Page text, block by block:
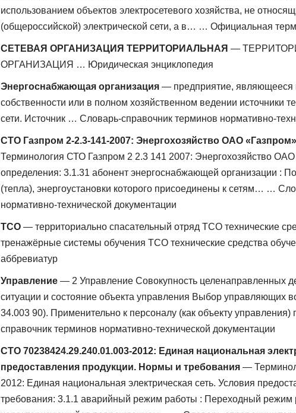
использованием объектов электросетевого хозяйства, не
(общероссийской) электрической сети, а в… … Официальная
СЕТЕВАЯ ОРГАНИЗАЦИЯ ТЕРРИТОРИАЛЬНАЯ —
ОРГАНИЗАЦИЯ … Юридическая энциклопедия
Энергоснабжающая организация— предприятие, являющееся
собственности или в полном хозяйственном ведении источники
сети. Источник … Словарь-справочник терминов нормативно-
СТО Газпром 2-2.3-141-2007: Энергохозяйство ОАО
Терминология СТО Газпром 2 2.3 141 2007: Энергохозяйство
определения: 3.1.31 абонент энергоснабжающей организации :
(тепла), энергоустановки которого присоединены к сетям… …
нормативно-технической документации
ТСО— территориально спасательный отряд ТСО технические
тренажёрные системы обучения ТСО технические средства
аббревиатур
Управление— 2 Управление Совокупность целенаправленных
ситуации и состояние объекта управления Выбор управляющих
34.003 90). Применительно к персоналу (как объекту
справочник терминов нормативно-технической документации
СТО 70238424.29.240.01.003-2012: Единая национальная
предоставления продукции. Нормы и требования—
2012: Единая национальная электрическая сеть. Условия
требования: 3.1.1 аварийный режим работы : Переходный режим